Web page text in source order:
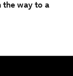
the way to a